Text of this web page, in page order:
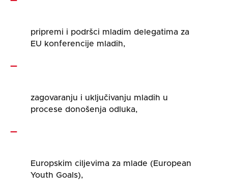
pripremi i podršci mladim delegatima za
EU konferencije mladih,
zagovaranju i uključivanju mladih u
procese donošenja odluka,
Europskim ciljevima za mlade (European
Youth Goals),